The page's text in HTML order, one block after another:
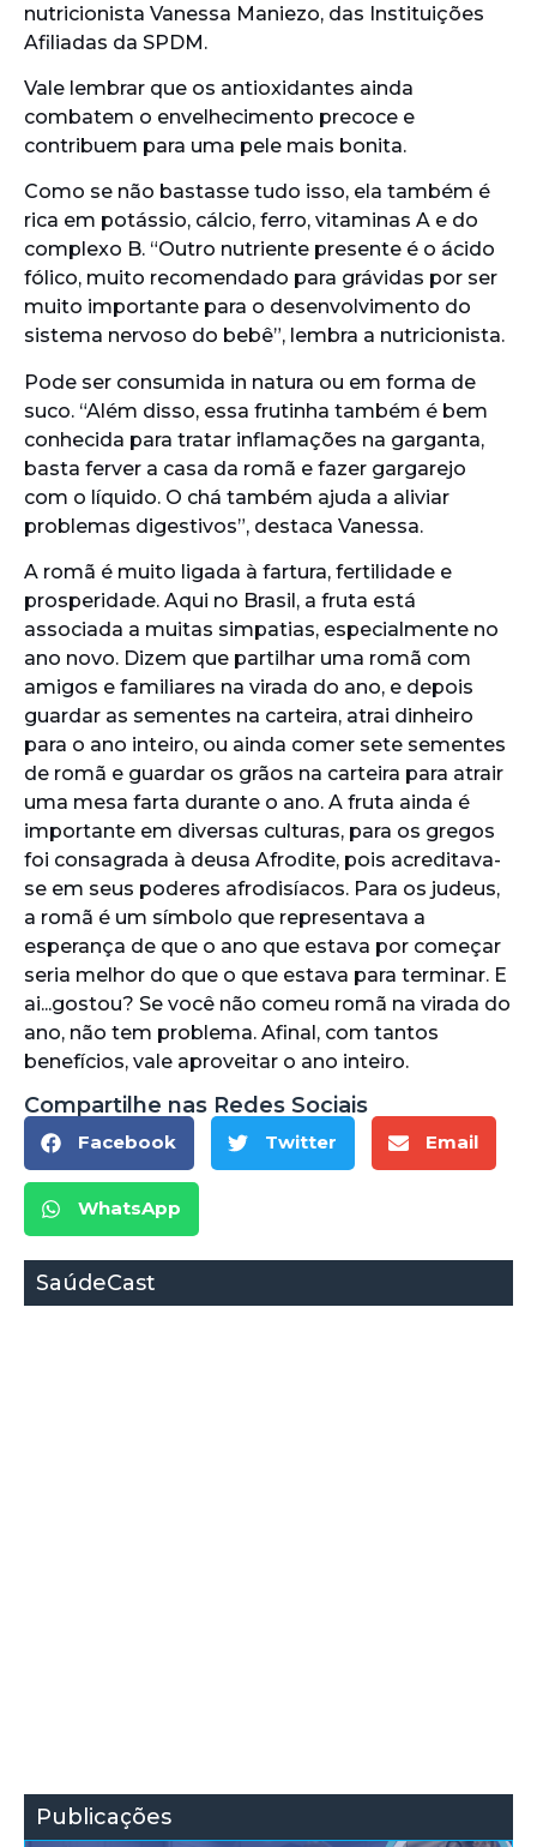
nutricionista Vanessa Maniezo, das Instituições
Afiliadas da SPDM.
Vale lembrar que os antioxidantes ainda
combatem o envelhecimento precoce e
contribuem para uma pele mais bonita.
Como se não bastasse tudo isso, ela também é
rica em potássio, cálcio, ferro, vitaminas A e do
complexo B. “Outro nutriente presente é o ácido
fólico, muito recomendado para grávidas por ser
muito importante para o desenvolvimento do
sistema nervoso do bebê”, lembra a nutricionista.
Pode ser consumida in natura ou em forma de
suco. “Além disso, essa frutinha também é bem
conhecida para tratar inflamações na garganta,
basta ferver a casa da romã e fazer gargarejo
com o líquido. O chá também ajuda a aliviar
problemas digestivos”, destaca Vanessa.
A romã é muito ligada à fartura, fertilidade e
prosperidade. Aqui no Brasil, a fruta está
associada a muitas simpatias, especialmente no
ano novo. Dizem que partilhar uma romã com
amigos e familiares na virada do ano, e depois
guardar as sementes na carteira, atrai dinheiro
para o ano inteiro, ou ainda comer sete sementes
de romã e guardar os grãos na carteira para atrair
uma mesa farta durante o ano. A fruta ainda é
importante em diversas culturas, para os gregos
foi consagrada à deusa Afrodite, pois acreditava-
se em seus poderes afrodisíacos. Para os judeus,
a romã é um símbolo que representava a
esperança de que o ano que estava por começar
seria melhor do que o que estava para terminar. E
ai...gostou? Se você não comeu romã na virada do
ano, não tem problema. Afinal, com tantos
benefícios, vale aproveitar o ano inteiro.
Compartilhe nas Redes Sociais
Facebook Twitter Email
WhatsApp
SaúdeCast
Publicações